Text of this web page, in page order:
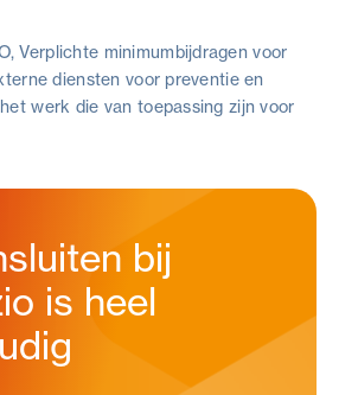
Verplichte minimumbijdragen voor
diensten voor preventie en
werk die van toepassing zijn voor
bij
is heel